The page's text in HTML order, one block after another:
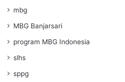
mbg
MBG Banjarsari
program MBG Indonesia
slhs
sppg